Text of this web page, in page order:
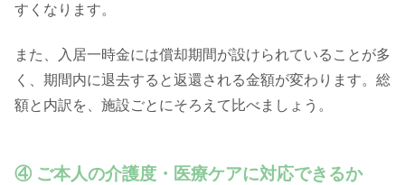
すくなります。
また、入居一時金には償却期間が設けられていることが多
く、期間内に退去すると返還される金額が変わります。総
額と内訳を、施設ごとにそろえて比べましょう。
④ ご本人の介護度・医療ケアに対応できるか